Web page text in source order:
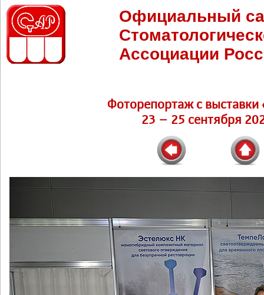
Официальный
Ассоциации
Фоторепортаж c выставки
23 – 25 сентября